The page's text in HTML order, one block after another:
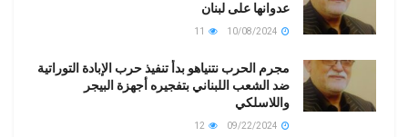
عدوانها على لبنان
مجرم الحرب نتنياهو بدأ تنفيذ حرب الإبادة التوراتية
ضد الشعب اللبناني بتفجيره أجهزة البيجر
واللاسلكي